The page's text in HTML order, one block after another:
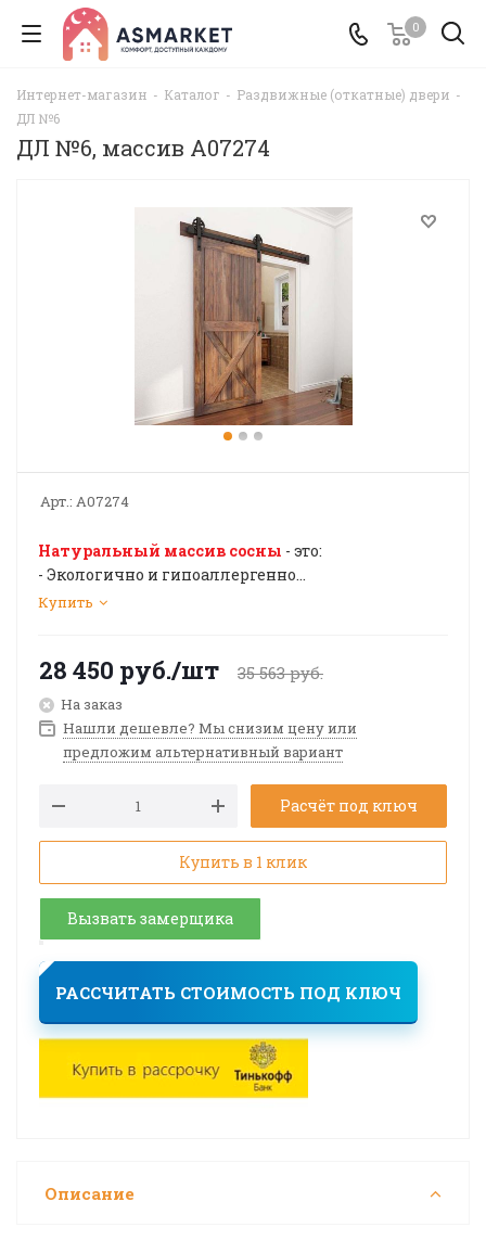
0
Интернет-магазин - Каталог - Раздвижные (откатные) двери -
ДЛ №6
ДЛ №6, массив A07274
Арт.: A07274
Натуральный массив сосны - это:
- Экологично и гипоаллергенно
- Высокая тепло и звуко изоляция
воздух
- Влагостойкость
- Красивая фактура и приятные тактильные
ощущения
- Приятный запах
Купить
28 450 руб./шт 35 563руб.
На заказ
Нашли дешевле? Мы снизим цену или
предложим альтернативный вариант
Расчёт под ключ
Купить в 1 клик
Вызвать замерщика
РАССЧИТАТЬ СТОИМОСТЬ ПОД КЛЮЧ
Описание